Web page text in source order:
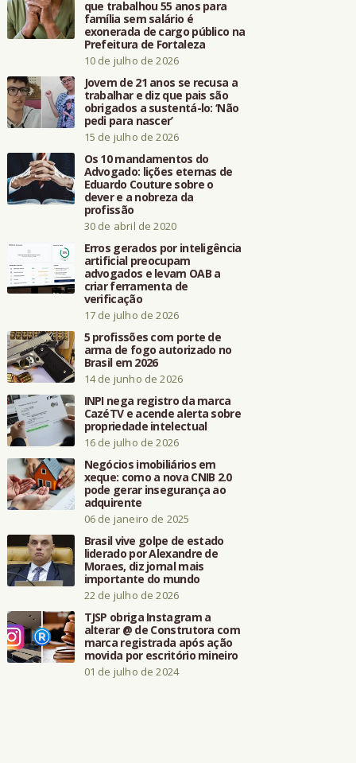
que trabalhou 55 anos para
família sem salário é
exonerada de cargo público na
Prefeitura de Fortaleza
10 de julho de 2026
Jovem de 21 anos se recusa a
trabalhar e diz que pais são
obrigados a sustentá-lo: ‘Não
pedi para nascer’
15 de julho de 2026
Os 10 mandamentos do
Advogado: lições eternas de
Eduardo Couture sobre o
dever e a nobreza da
profissão
30 de abril de 2020
Erros gerados por inteligência
artificial preocupam
advogados e levam OAB a
criar ferramenta de
verificação
17 de julho de 2026
5 profissões com porte de
arma de fogo autorizado no
Brasil em 2026
14 de junho de 2026
INPI nega registro da marca
CazéTV e acende alerta sobre
propriedade intelectual
16 de julho de 2026
Negócios imobiliários em
xeque: como a nova CNIB 2.0
pode gerar insegurança ao
adquirente
06 de janeiro de 2025
Brasil vive golpe de estado
liderado por Alexandre de
Moraes, diz jornal mais
importante do mundo
22 de julho de 2026
TJSP obriga Instagram a
alterar @ de Construtora com
marca registrada após ação
movida por escritório mineiro
01 de julho de 2024